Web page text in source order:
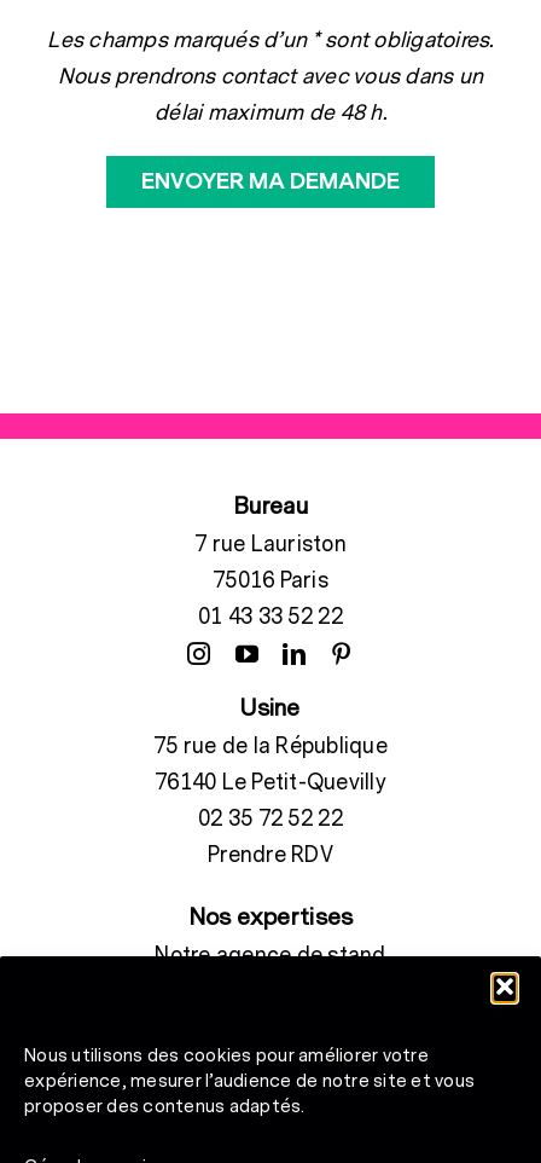
Nous utilisons des cookies pour améliorer votre
expérience, mesurer l’audience de notre site et vous
proposer des contenus adaptés.
Les champs marqués d’un * sont obligatoires.
Nous prendrons contact avec vous dans un
délai maximum de 48 h.
Bureau
7 rue Lauriston
75016 Paris
01 43 33 52 22
Usine
75 rue de la République
76140 Le Petit-Quevilly
02 35 72 52 22
Prendre RDV
Nos expertises
Notre agence de stand
Plan du site